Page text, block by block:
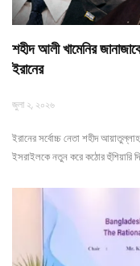
শহীদ আলী খামেনির
ইরানের
জুলা ২, ২০২৬
ইরানের সর্বোচ্চ নেতা শহীদ
ইসরাইলকে নতুন করে কঠোর হুঁশিয়ারি